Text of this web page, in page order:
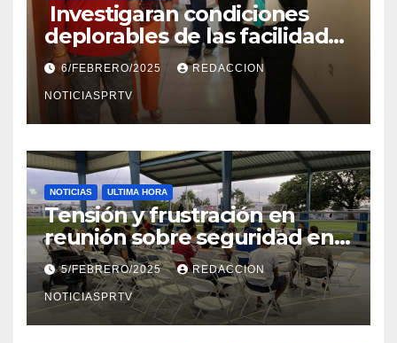
Investigaran condiciones
deplorables de las facilidades
el Departamento de la Salud
en Mayagüez
6/FEBRERO/2025 REDACCION
NOTICIASPRTV
NOTICIAS ULTIMA HORA
Tensión y frustración en
reunión sobre seguridad en
Reparto Metropolitano
5/FEBRERO/2025 REDACCION
NOTICIASPRTV